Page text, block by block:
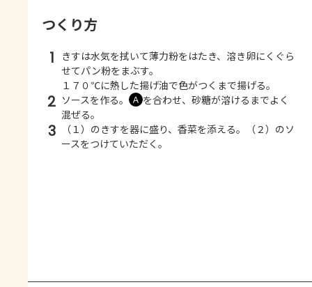
つくり方
1
きすは水気を拭いて薄力粉をはたき、溶き卵にくぐら
せてパン粉をまぶす。
１７０℃に熱した揚げ油で色がつくまで揚げる。
2 ソースを作る。 Ａ を合わせ、砂糖が溶けるまでよく
混ぜる。
3
（１）のきすを器に盛り、香菜を添える。（２）のソ
ースをつけていただく。